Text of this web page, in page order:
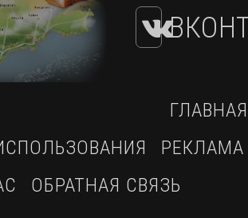
ГЛАВНАЯ
РЕКЛАМА
ОБРАТНАЯ СВЯЗЬ